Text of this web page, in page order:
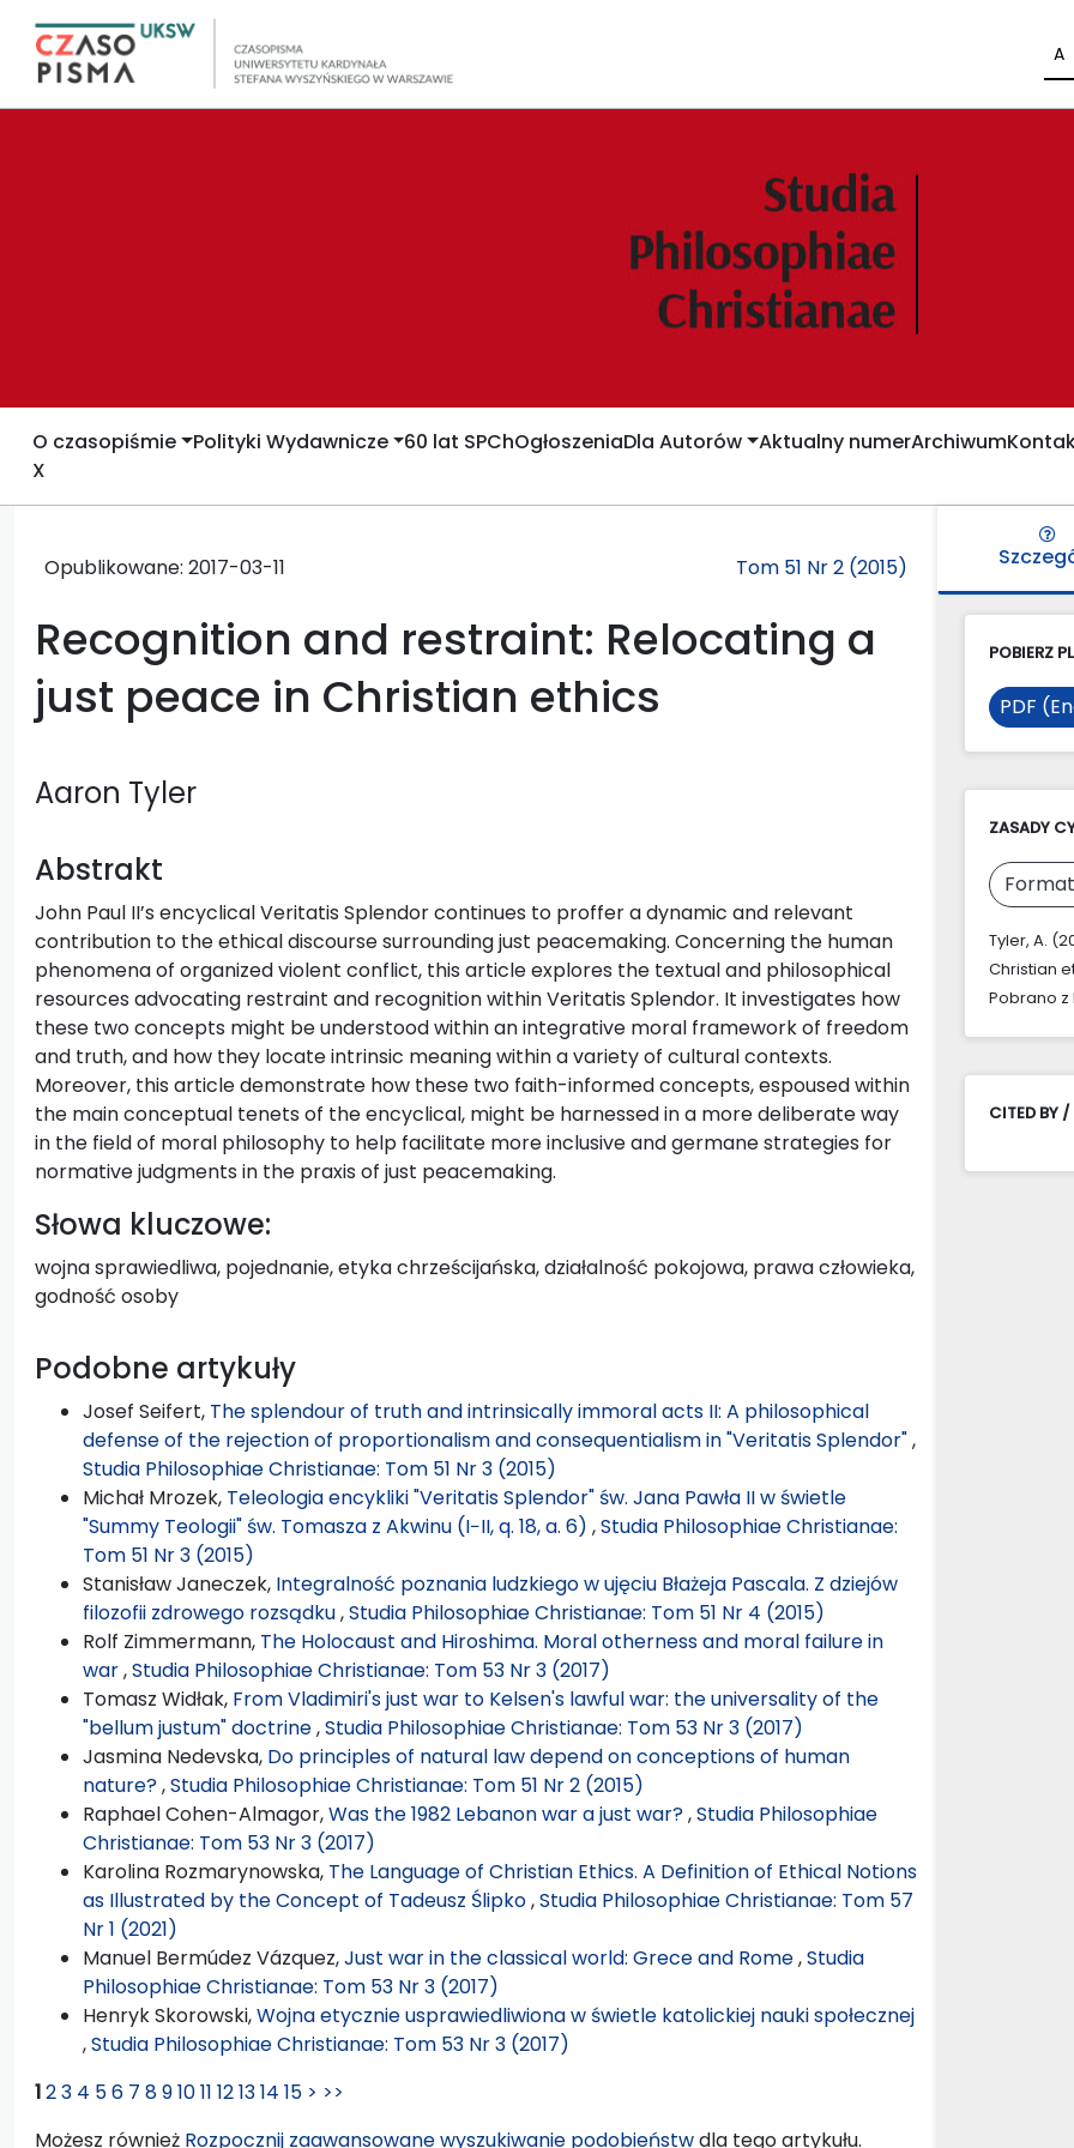
A
O czasopiśmie Polityki Wydawnicze 60 lat SPChOgłoszeniaDla Autorów Aktualny numerArchiwum
X
Opublikowane: 2017-03-11 Tom 51 Nr 2 (2015)
Recognition and restraint: Relocating a
just peace in Christian ethics
Aaron Tyler
Abstrakt
John Paul II’s encyclical Veritatis Splendor continues to proffer a dynamic and relevant
contribution to the ethical discourse surrounding just peacemaking. Concerning the human
phenomena of organized violent conflict, this article explores the textual and philosophical
resources advocating restraint and recognition within Veritatis Splendor. It investigates how
these two concepts might be understood within an integrative moral framework of freedom
and truth, and how they locate intrinsic meaning within a variety of cultural contexts.
Moreover, this article demonstrate how these two faith-informed concepts, espoused within
the main conceptual tenets of the encyclical, might be harnessed in a more deliberate way
in the field of moral philosophy to help facilitate more inclusive and germane strategies for
normative judgments in the praxis of just peacemaking.
Słowa kluczowe:
wojna sprawiedliwa, pojednanie, etyka chrześcijańska, działalność pokojowa, prawa człowieka,
godność osoby
Podobne artykuły
Josef Seifert, The splendour of truth and intrinsically immoral acts II: A philosophical
defense of the rejection of proportionalism and consequentialism in "Veritatis Splendor",
Studia Philosophiae Christianae: Tom 51 Nr 3 (2015)
Michał Mrozek, Teleologia encykliki "Veritatis Splendor" św. Jana Pawła II w świetle
"Summy Teologii" św. Tomasza z Akwinu (I−II, q. 18, a. 6) ,Studia Philosophiae Christianae:
Tom 51 Nr 3 (2015)
Stanisław Janeczek, Integralność poznania ludzkiego w ujęciu Błażeja Pascala. Z dziejów
filozofii zdrowego rozsądku,Studia Philosophiae Christianae: Tom 51 Nr 4 (2015)
Rolf Zimmermann, The Holocaust and Hiroshima. Moral otherness and moral failure in
war,Studia Philosophiae Christianae: Tom 53 Nr 3 (2017)
Tomasz Widłak, From Vladimiri's just war to Kelsen's lawful war: the universality of the
"bellum justum" doctrine,Studia Philosophiae Christianae: Tom 53 Nr 3 (2017)
Jasmina Nedevska, Do principles of natural law depend on conceptions of human
nature?,Studia Philosophiae Christianae: Tom 51 Nr 2 (2015)
Raphael Cohen-Almagor,Was the 1982 Lebanon war a just war?,Studia Philosophiae
Christianae: Tom 53 Nr 3 (2017)
Karolina Rozmarynowska, The Language of Christian Ethics. A Definition of Ethical Notions
as Illustrated by the Concept of Tadeusz Ślipko,Studia Philosophiae Christianae: Tom 57
Nr 1 (2021)
Manuel Bermúdez Vázquez,Just war in the classical world: Grece and Rome,Studia
Philosophiae Christianae: Tom 53 Nr 3 (2017)
Henryk Skorowski,Wojna etycznie usprawiedliwiona w świetle katolickiej nauki społecznej
,Studia Philosophiae Christianae: Tom 53 Nr 3 (2017)
123 4 56 7 891011 121314 15 > >>
Możesz również Rozpocznij zaawansowane wyszukiwanie podobieństwdla tego artykułu.
POBIERZ
PDF
ZASADY
Tyler, A.
Christian
Pobrano
CITED BY /